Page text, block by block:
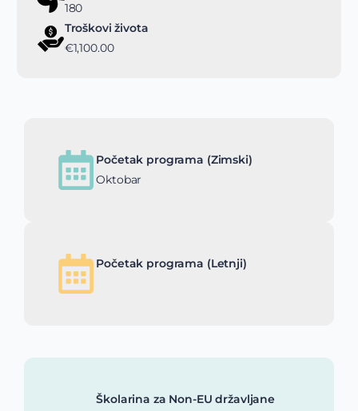
180
Troškovi života
€1,100.00
Početak programa (Zimski)
Oktobar
Početak programa (Letnji)
Školarina za Non-EU državljane